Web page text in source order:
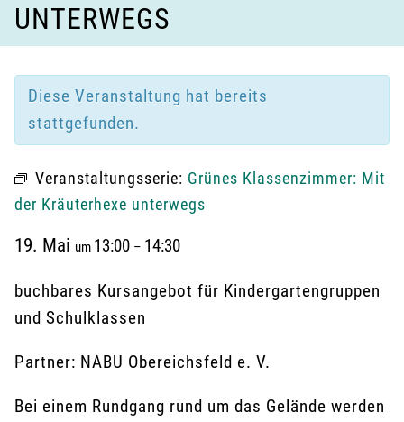
UNTERWEGS
Diese Veranstaltung hat bereits
stattgefunden.
Veranstaltungsserie: Grünes Klassenzimmer: Mit
der Kräuterhexe unterwegs
19. Mai um 13:00 – 14:30
buchbares Kursangebot für Kindergartengruppen
und Schulklassen
Partner: NABU Obereichsfeld e. V.
Bei einem Rundgang rund um das Gelände werden